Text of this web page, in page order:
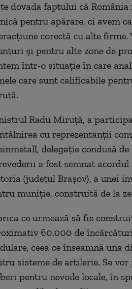
dovada faptului că
pentru apărare, ci avem
corectă cu alte
şi pentru alte zone de
într-o situaţie în care
care sunt calificabile
Radu Miruţă, a
cu reprezentanţii
delegaţie condusă
a fost semnat
(judeţul Braşov), a unei
muniţie, construită de la
ce urmează să fie
60.000 de
ceea ce înseamnă
sisteme de artilerie. Se vor
pentru nevoile locale, în